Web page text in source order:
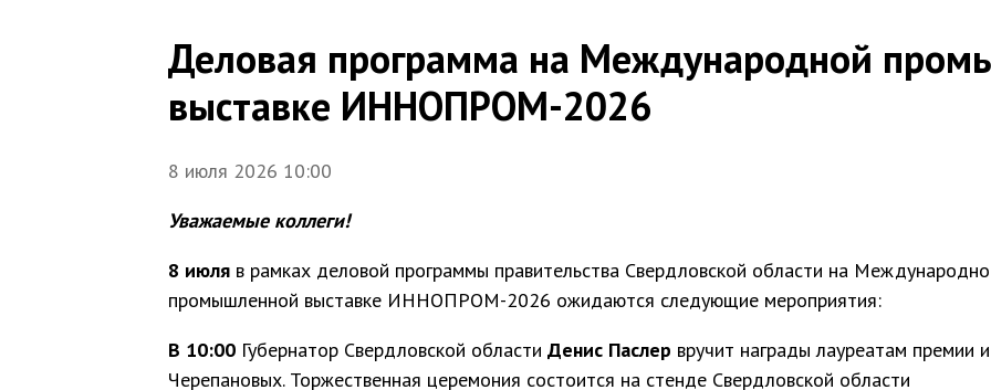
Деловая программа на Международной
выставке ИННОПРОМ-2026
8 июля 2026 10:00
Уважаемые коллеги!
8 июля в рамках деловой программы правительства Свердловской области на
промышленной выставке ИННОПРОМ-2026 ожидаются следующие мероприятия:
В 10:00 Губернатор Свердловской области Денис Паслер вручит награды лауреатам премии
Черепановых. Торжественная церемония состоится на стенде Свердловской области